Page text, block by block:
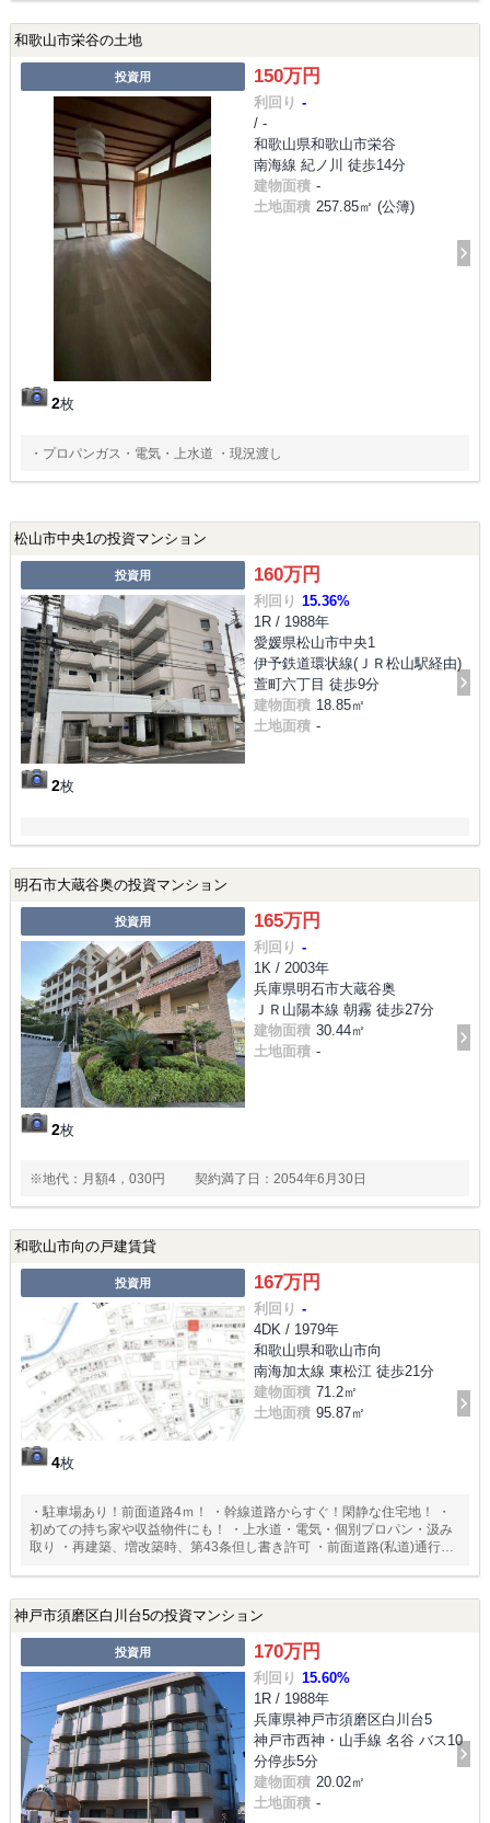
和歌山市栄谷の土地
投資用
2枚
150万円
利回り -
/ -
和歌山県和歌山市栄谷
南海線 紀ノ川 徒歩14分
建物面積 -
土地面積 257.85㎡ (公簿)
・プロパンガス・電気・上水道 ・現況渡し
松山市中央1の投資マンション
投資用
2枚
160万円
利回り 15.36%
1R / 1988年
愛媛県松山市中央1
伊予鉄道環状線(ＪＲ松山駅経由)
萱町六丁目 徒歩9分
建物面積 18.85㎡
土地面積 -
明石市大蔵谷奥の投資マンション
投資用
2枚
165万円
利回り -
1K / 2003年
兵庫県明石市大蔵谷奥
ＪＲ山陽本線 朝霧 徒歩27分
建物面積 30.44㎡
土地面積 -
※地代：月額4，030円 契約満了日：2054年6月30日
和歌山市向の戸建賃貸
投資用
4枚
167万円
利回り -
4DK / 1979年
和歌山県和歌山市向
南海加太線 東松江 徒歩21分
建物面積 71.2㎡
土地面積 95.87㎡
・駐車場あり！前面道路4ｍ！ ・幹線道路からすぐ！閑静な住宅地！ ・
初めての持ち家や収益物件にも！ ・上水道・電気・個別プロパン・汲み
取り ・再建築、増改築時、第43条但し書き許可 ・前面道路(私道)通行承
神戸市須磨区白川台5の投資マンション
投資用 170万円
利回り 15.60%
1R / 1988年
兵庫県神戸市須磨区白川台5
神戸市西神・山手線 名谷 バス10
分停歩5分
建物面積 20.02㎡
土地面積 -